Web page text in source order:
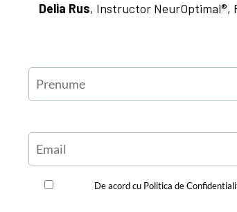
Delia Rus, Instructor NeurOptimal®,